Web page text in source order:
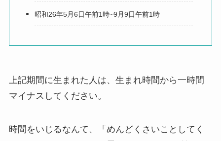
昭和26年5月6日午前1時~9月9日午前1時
上記期間に生まれた人は、生まれ時間から一時間
マイナスしてください。
時間をいじるなんて、「めんどくさいことしてく